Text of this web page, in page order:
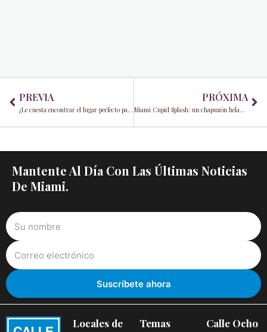
PREVIA
¿Le cuesta encontrar el lugar perfecto para una cita de San Valentín? ¡Estos 8 restaurantes de Miami le dejarán sin aliento!
PRÓXIMA
Miami Cupid Splash: un chapuzón helado para ayudar a salvar la bahía de Biscayne
Mantente Al Día Con Las Últimas Noticias
De Miami.
Locales de
Temas
Calle Ocho